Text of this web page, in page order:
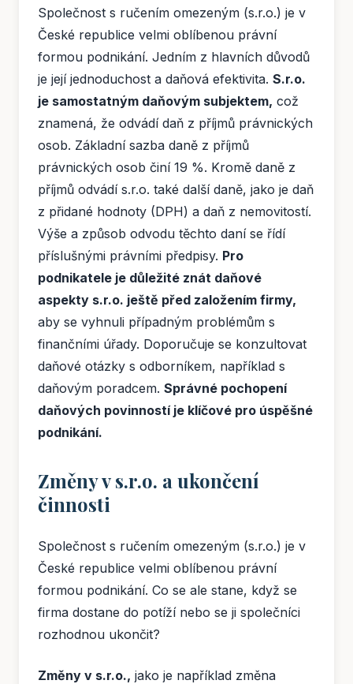
Společnost s ručením omezeným (s.r.o.) je v
České republice velmi oblíbenou právní
formou podnikání. Jedním z hlavních důvodů
je její jednoduchost a daňová efektivita. S.r.o.
je samostatným daňovým subjektem, což
znamená, že odvádí daň z příjmů právnických
osob. Základní sazba daně z příjmů
právnických osob činí 19 %. Kromě daně z
příjmů odvádí s.r.o. také další daně, jako je daň
z přidané hodnoty (DPH) a daň z nemovitostí.
Výše a způsob odvodu těchto daní se řídí
příslušnými právními předpisy. Pro
podnikatele je důležité znát daňové
aspekty s.r.o. ještě před založením firmy,
aby se vyhnuli případným problémům s
finančními úřady. Doporučuje se konzultovat
daňové otázky s odborníkem, například s
daňovým poradcem. Správné pochopení
daňových povinností je klíčové pro úspěšné
podnikání.
Změny v s.r.o. a ukončení
činnosti
Společnost s ručením omezeným (s.r.o.) je v
České republice velmi oblíbenou právní
formou podnikání. Co se ale stane, když se
firma dostane do potíží nebo se ji společníci
rozhodnou ukončit?
Změny v s.r.o., jako je například změna